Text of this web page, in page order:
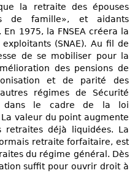
la retraite des épouses
de famille», et aidants
1975, la FNSEA créera la
(SNAE). Au fil de
de se mobiliser pour la
des pensions de
et de parité des
régimes de Sécurité
dans le cadre de la loi
valeur du point augmente
déjà liquidées. La
retraite forfaitaire, est
du régime général. Dès
suffit pour ouvrir droit à